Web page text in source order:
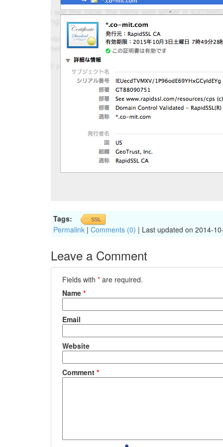
Tags: SSL
Permalink | Comments (0) | Last updated on 2014-
Leave a Comment
Fields with * are required.
Name *
Email
Website
Comment *